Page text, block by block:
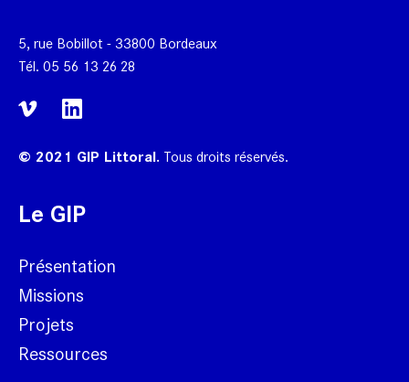
5, rue Bobillot - 33800 Bordeaux
Tél. 05 56 13 26 28
© 2021 GIP Littoral. Tous droits réservés.
Le GIP
Présentation
Missions
Projets
Ressources